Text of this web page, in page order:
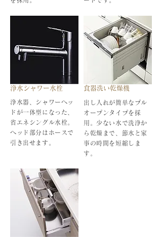
浄水シャワー水栓
浄水器、シャワーヘッ
ドが一体型になった、
省エネシングル水栓。
ヘッド部分はホースで
引き出せます。
食器洗い乾燥機
出し入れが簡単なプル
オープンタイプを採
用。少ない水で洗浄か
ら乾燥まで、節水と家
事の時間を短縮しま
す。